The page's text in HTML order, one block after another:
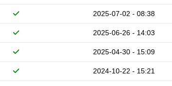
2025-07-02 - 08:38
2025-06-26 - 14:03
2025-04-30 - 15:09
2024-10-22 - 15:21